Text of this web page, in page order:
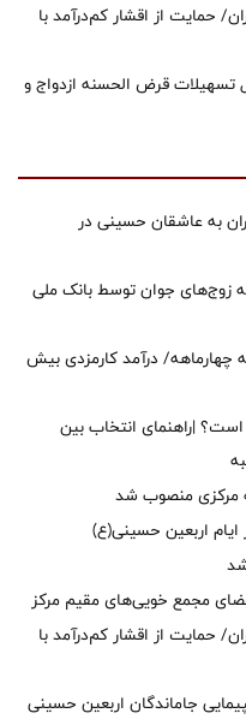
ایران/ حمایت از اقشار کم‌درآمد با
میلیارد ریال تسهیلات قرض الحسنه ازدواج و
به عاشقان حسینی در
ازدواج به زوج‌های جوان توسط بانک ملی
چهارماهه/ درآمد کارمزدی بیش
است؟ |راهنمای انتخاب بین
مرکزی منصوب شد
اربعین حسینی(ع)
اعضای مجمع خویی‌های مقیم مرکز
ایران/ حمایت از اقشار کم‌درآمد با
جاماندگان اربعین حسینی